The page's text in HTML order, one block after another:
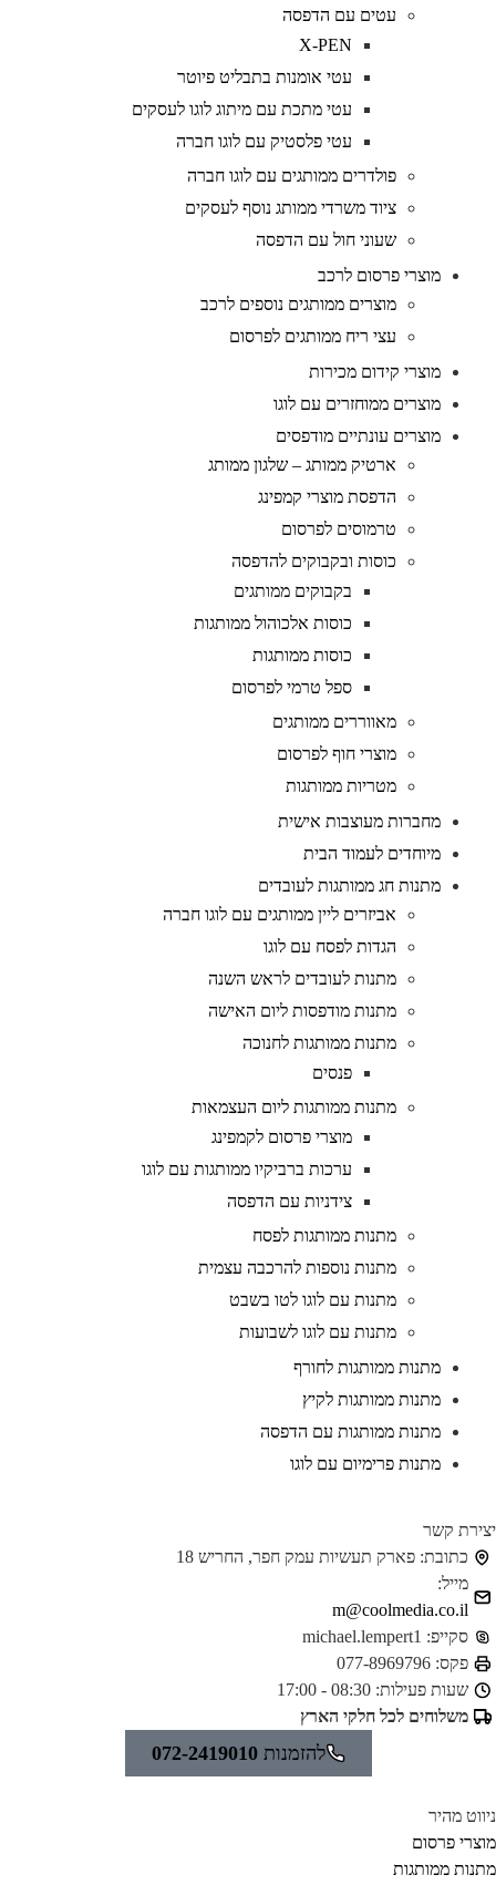
עטים עם הדפסה
X-PEN
עטי אומנות בתבליט פיוטר
עטי מתכת עם מיתוג לוגו לעסקים
עטי פלסטיק עם לוגו חברה
פולדרים ממותגים עם לוגו חברה
ציוד משרדי ממותג נוסף לעסקים
שעוני חול עם הדפסה
מוצרי פרסום לרכב
מוצרים ממותגים נוספים לרכב
עצי ריח ממותגים לפרסום
מוצרי קידום מכירות
מוצרים ממוחזרים עם לוגו
מוצרים עונתיים מודפסים
ארטיק ממותג – שלגון ממותג
הדפסת מוצרי קמפינג
טרמוסים לפרסום
כוסות ובקבוקים להדפסה
בקבוקים ממותגים
כוסות אלכוהול ממותגות
כוסות ממותגות
ספל טרמי לפרסום
מאווררים ממותגים
מוצרי חוף לפרסום
מטריות ממותגות
מחברות מעוצבות אישית
מיוחדים לעמוד הבית
מתנות חג ממותגות לעובדים
אביזרים ליין ממותגים עם לוגו חברה
הגדות לפסח עם לוגו
מתנות לעובדים לראש השנה
מתנות מודפסות ליום האישה
מתנות ממותגות לחנוכה
פנסים
מתנות ממותגות ליום העצמאות
מוצרי פרסום לקמפינג
ערכות ברביקיו ממותגות עם לוגו
צידניות עם הדפסה
מתנות ממותגות לפסח
מתנות נוספות להרכבה עצמית
מתנות עם לוגו לטו בשבט
מתנות עם לוגו לשבועות
מתנות ממותגות לחורף
מתנות ממותגות לקיץ
מתנות ממותגות עם הדפסה
מתנות פרימיום עם לוגו
קשר
כתובת:פארק תעשיות עמק חפר, החריש 18
מייל:
m@coolmedia.co.il
סקייפ:michael.lempert1
פקס:077-8969796
שעות פעילות:08:30 - 17:00
משלוחים לכל חלקי הארץ
להזמנות072-2419010
מהיר
פרסום
ממותגות